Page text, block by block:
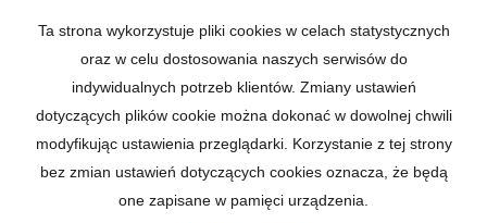
Ta strona wykorzystuje pliki cookies w celach statystycznych
oraz w celu dostosowania naszych serwisów do
indywidualnych potrzeb klientów. Zmiany ustawień
dotyczących plików cookie można dokonać w dowolnej chwili
modyfikując ustawienia przeglądarki. Korzystanie z tej strony
bez zmian ustawień dotyczących cookies oznacza, że będą
one zapisane w pamięci urządzenia.